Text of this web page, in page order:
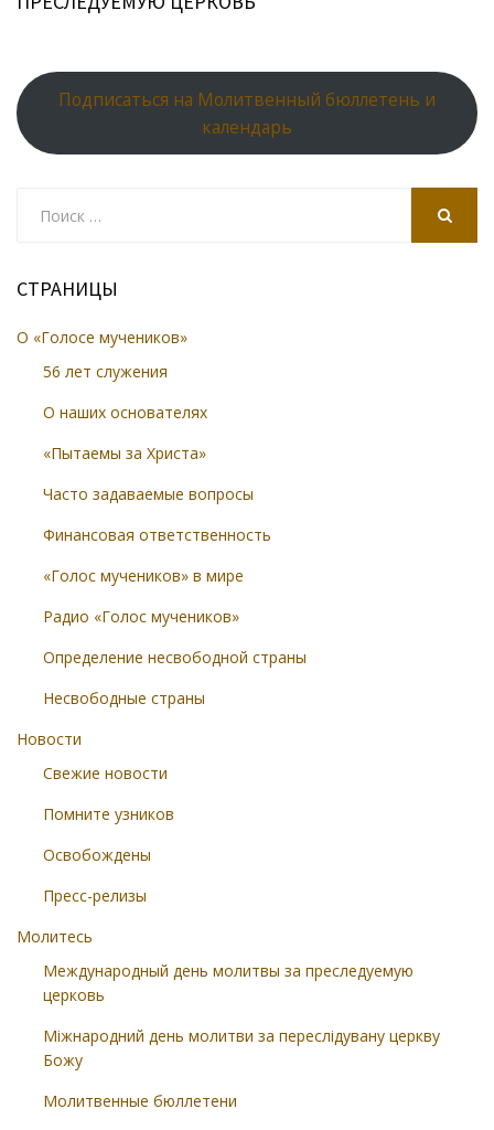
Подписаться на Молитвенный бюллетень и
календарь
СТРАНИЦЫ
О «Голосе мучеников»
56 лет служения
О наших основателях
«Пытаемы за Христа»
Часто задаваемые вопросы
Финансовая ответственность
«Голос мучеников» в мире
Радио «Голос мучеников»
Определение несвободной страны
Несвободные страны
Новости
Свежие новости
Помните узников
Освобождены
Пресс-релизы
Молитесь
Международный день молитвы за преследуемую
церковь
Міжнародний день молитви за переслідувану церкву
Божу
Молитвенные бюллетени